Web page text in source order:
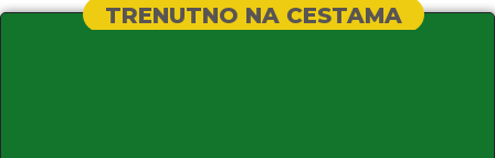
TRENUTNO NA CESTAMA